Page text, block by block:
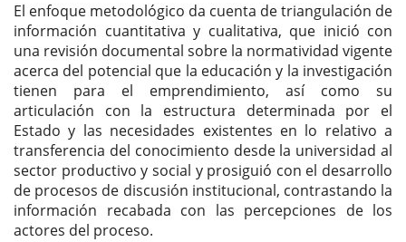
El enfoque metodológico da cuenta de triangulación de
información cuantitativa y cualitativa, que inició con
una revisión documental sobre la normatividad vigente
acerca del potencial que la educación y la investigación
tienen para el emprendimiento, así como su
articulación con la estructura determinada por el
Estado y las necesidades existentes en lo relativo a
transferencia del conocimiento desde la universidad al
sector productivo y social y prosiguió con el desarrollo
de procesos de discusión institucional, contrastando la
información recabada con las percepciones de los
actores del proceso.